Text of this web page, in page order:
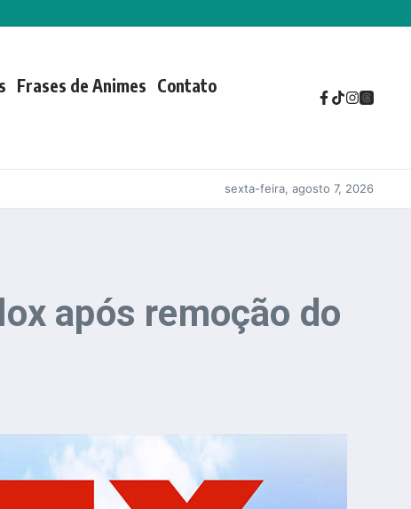
Frases de Animes Contato
sexta-feira, agosto 7, 2026
após remoção do